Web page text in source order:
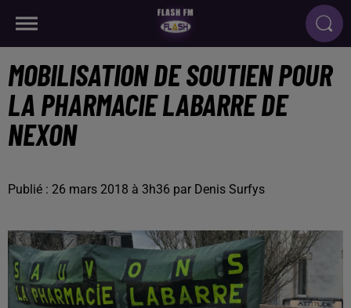
MOBILISATION DE SOUTIEN POUR
LA PHARMACIE LABARRE DE
NEXON
Publié : 26 mars 2018 à 3h36 par Denis Surfys